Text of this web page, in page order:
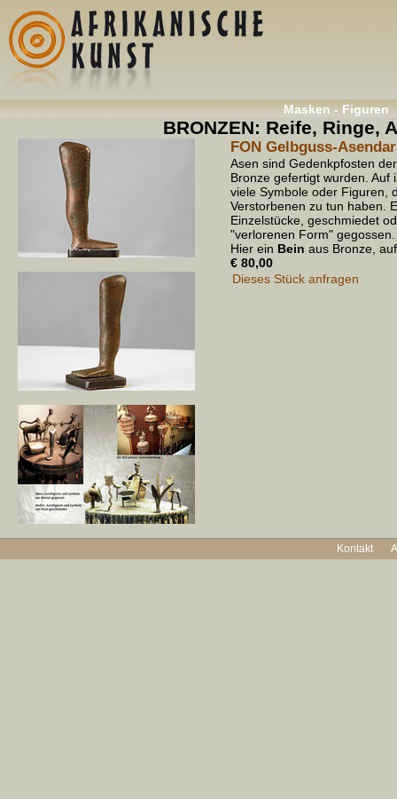
Masken - Figuren
BRONZEN: Reife, Ringe,
FON Gelbguss-
Asen sind Gedenkpfosten
Bronze gefertigt wurden. Auf
viele Symbole oder Figuren,
Verstorbenen zu tun haben.
Einzelstücke, geschmiedet
"verlorenen Form" gegossen.
Hier ein Bein aus Bronze,
€ 80,00
Dieses Stück anfragen
Kontakt